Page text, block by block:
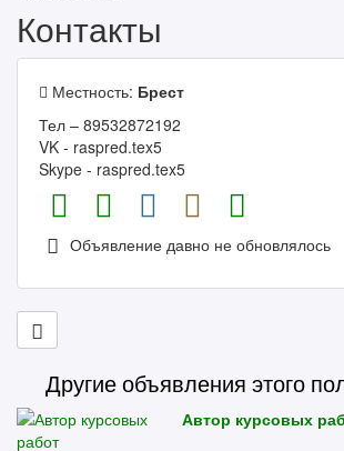
Контакты
Местность: Брест
Тел – 89532872192
VK - raspred.tex5
Skype - raspred.tex5
Объявление давно не обновлялось
Другие объявления этого
Автор курсовых